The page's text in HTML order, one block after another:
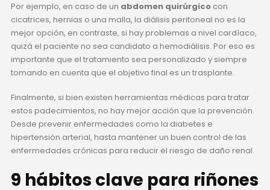
Por ejemplo, en caso de un abdomen quirúrgicocon
cicatrices, hernias o una malla, la diálisis peritoneal no es la
mejor opción, en contraste, si hay problemas a nivel cardíaco,
quizá el paciente no sea candidato a hemodiálisis. Por eso es
importante que el tratamiento sea personalizado y siempre
tomando en cuenta que el objetivo final es un trasplante.
Finalmente, si bien existen herramientas médicas para tratar
estos padecimientos, no hay mejor acción que la prevención.
Desde prevenir enfermedades como la diabetes e
hipertensión arterial, hasta mantener un buen control de las
enfermedades crónicas para reducir el riesgo de daño renal.
9 hábitos clave para riñones